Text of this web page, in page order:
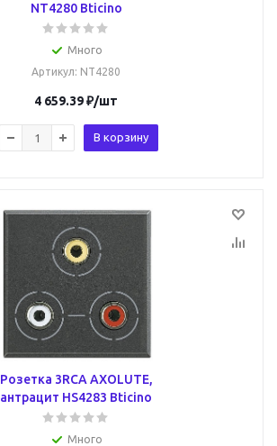
NT4280 Bticino
Много
Артикул: NT4280
4 659.39₽/шт
В корзину
Розетка 3RCA AXOLUTE,
антрацит HS4283 Bticino
Много